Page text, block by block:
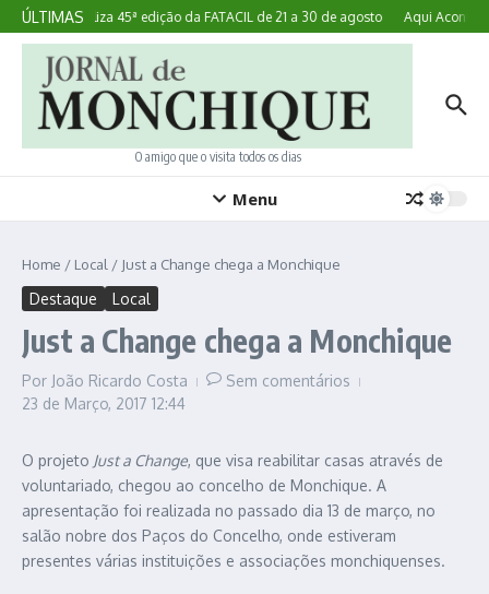
Ir para o conteúdo
ÚLTIMAS
Lagoa realiza 45ª edição da FATACIL de 21 a 30 de agosto Aqui
O amigo que o visita todos os dias
Menu
Home / Local / Just a Change chega a Monchique
Destaque Local
Just a Change chega a Monchique
Por João Ricardo Costa
Sem comentários
23 de Março, 2017 12:44
O projeto Just a Change, que visa reabilitar casas através de
voluntariado, chegou ao concelho de Monchique. A
apresentação foi realizada no passado dia 13 de março, no
salão nobre dos Paços do Concelho, onde estiveram
presentes várias instituições e associações monchiquenses.